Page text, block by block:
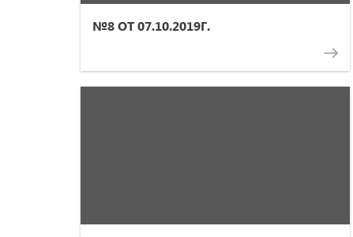
№8 ОТ 07.10.2019Г.